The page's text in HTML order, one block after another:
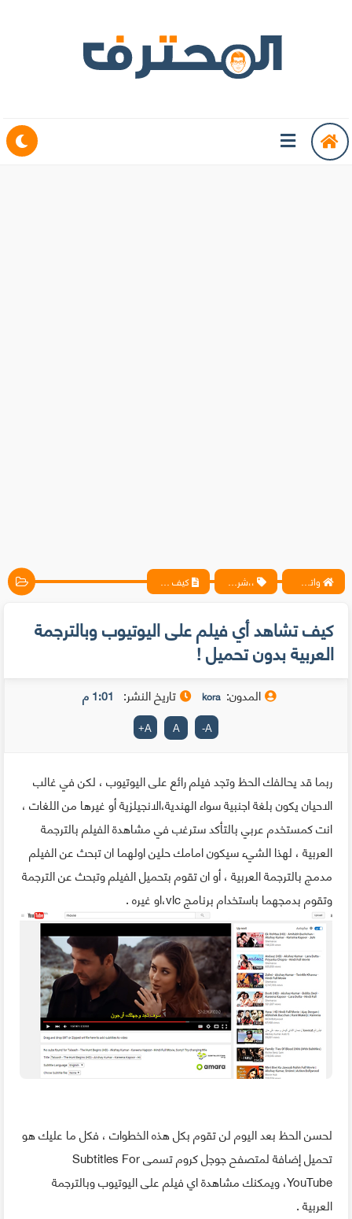
واتس آب ، فيسبوك ، أنترنت ، شروحات تقنية حصرية - المحترف ،،شروحات، مقالات كيف تشاهد أي فيلم على اليوتيوب وبالترجمة العربية بدون تحميل !
كيف تشاهد أي فيلم على اليوتيوب وبالترجمة
العربية بدون تحميل !
المدون: kora تاريخ النشر: 1:01 م
A
-
A
A
+
ربما قد يحالفك الحظ وتجد فيلم رائع على اليوتيوب ، لكن في غالب
الاحيان يكون بلغة اجنبية سواء الهندية،الانجيلزية أو غيرها من اللغات ،
انت كمستخدم عربي بالتأكد سترغب في مشاهدة الفيلم بالترجمة
العربية ، لهذا الشيء سيكون امامك حلين اولهما ان تبحث عن الفيلم
مدمج بالترجمة العربية ، أو ان تقوم بتحميل الفيلم وتبحث عن الترجمة
وتقوم بدمجهما باستخدام برنامج vlc،او غيره .
لحسن الحظ بعد اليوم لن تقوم بكل هذه الخطوات ، فكل ما عليك هو
تحميل إضافة لمتصفح جوجل كروم تسمى Subtitles For
YouTube، ويمكنك مشاهدة اي فيلم على اليوتيوب وبالترجمة
العربية .